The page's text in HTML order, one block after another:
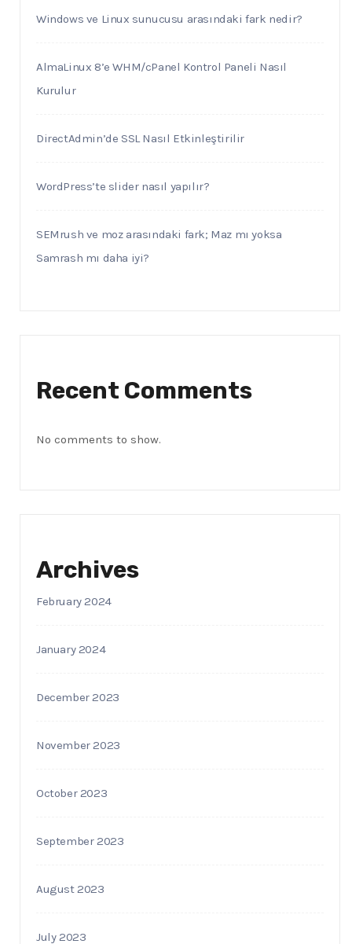
Windows ve Linux sunucusu arasındaki fark nedir?
AlmaLinux 8’e WHM/cPanel Kontrol Paneli Nasıl
Kurulur
DirectAdmin’de SSL Nasıl Etkinleştirilir
WordPress’te slider nasıl yapılır?
SEMrush ve moz arasındaki fark; Maz mı yoksa
Samrash mı daha iyi?
Recent Comments
No comments to show.
Archives
February 2024
January 2024
December 2023
November 2023
October 2023
September 2023
August 2023
July 2023